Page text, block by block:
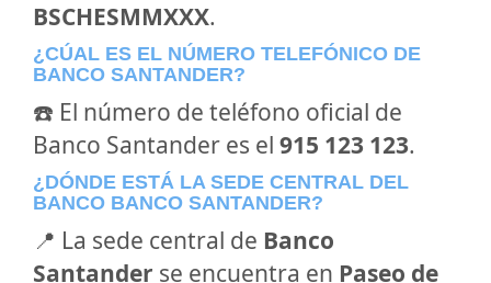
BSCHESMMXXX.
¿CÚAL ES EL NÚMERO TELEFÓNICO DE
BANCO SANTANDER?
☎️ El número de teléfono oficial de
Banco Santander es el 915 123 123.
¿DÓNDE ESTÁ LA SEDE CENTRAL DEL
BANCO BANCO SANTANDER?
📍 La sede central de Banco
Santander se encuentra en Paseo de